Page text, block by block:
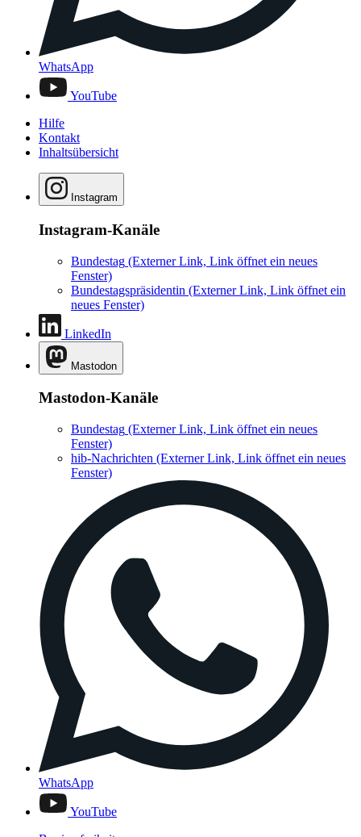
WhatsApp
YouTube
Hilfe
Kontakt
Inhaltsübersicht
Instagram
Instagram-Kanäle
Bundestag (Externer Link, Link öffnet ein neues
Fenster)
Bundestagspräsidentin (Externer Link, Link öffnet ein
neues Fenster)
LinkedIn
Mastodon
Mastodon-Kanäle
Bundestag (Externer Link, Link öffnet ein neues
Fenster)
hib-Nachrichten (Externer Link, Link öffnet ein neues
Fenster)
WhatsApp
YouTube